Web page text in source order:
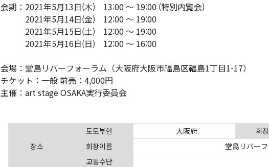
会期：2021年5月13日(木) 13:00 〜 19:00 (特別内覧会)
2021年5月14日(金) 12:00 〜 19:00
2021年5月15日(土) 12:00 〜 19:00
2021年5月16日(日) 12:00 〜 16:00
会場：堂島リバーフォーラム（大阪府大阪市福島区福島1丁目1-17）
チケット：一般 前売：4,000円
主催：art stage OSAKA実行委員会
장소
도도부현 大阪府
회
회장이름
堂島リバー
교통수단